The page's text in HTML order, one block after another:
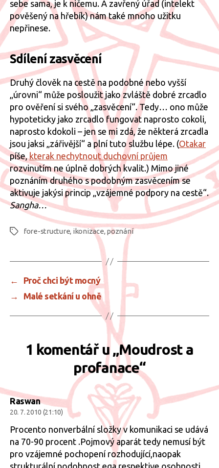
sebe sama, je k ničemu. A zavřený úřad (intelekt
pověšený na hřebík) nám také mnoho užitku
nepřinese.
Sdílení zasvěcení
Druhý člověk na cestě na podobné nebo vyšší
„úrovni“ může posloužit jako zvláště dobré zrcadlo
pro ověření si svého „zasvěcení“. Tedy… ono může
hypoteticky jako zrcadlo fungovat naprosto cokoli,
naprosto kdokoli – jen se mi zdá, že některá zrcadla
jsou jaksi „zářivější“ a plní tuto službu lépe. (Otakar
píše, kterak nechytnout duchovní průjem
rozvinutím ne úplně dobrých kvalit.) Mimo jiné
poznáním druhého s podobným zasvěcením se
aktivuje jakýsi princip „vzájemné podpory na cestě“.
Sangha…
Štítkyfore-structure, ikonizace, poznání
←
Proč chci být mocný
→
Malé setkání u ohně
1 komentář u „Moudrost a
profanace“
Raswan
20. 7. 2010 (21:10)
Procento nonverbální složky v komunikaci se udává
na 70-90 procent .Pojmový aparát tedy nemusí být
pro vzájemné pochopení rozhodující,naopak
strukturální podobnost ega respektive osobnosti